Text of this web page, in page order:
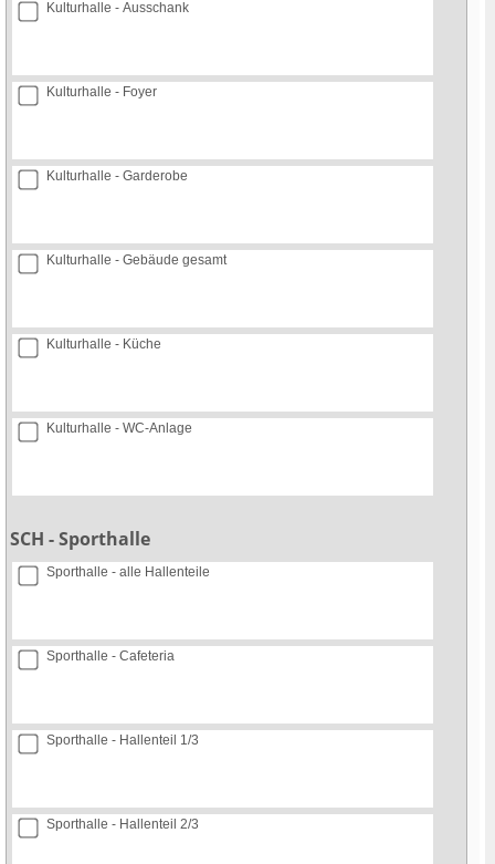
Kulturhalle - Ausschank
Kulturhalle - Foyer
Kulturhalle - Garderobe
Kulturhalle - Gebäude gesamt
Kulturhalle - Küche
Kulturhalle - WC-Anlage
SCH - Sporthalle
Sporthalle - alle Hallenteile
Sporthalle - Cafeteria
Sporthalle - Hallenteil 1/3
Sporthalle - Hallenteil 2/3